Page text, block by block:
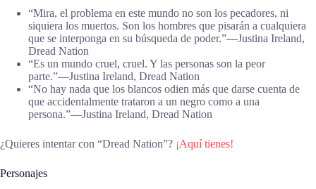
“Mira, el problema en este mundo no son los pecadores, ni
siquiera los muertos. Son los hombres que pisarán a cualquiera
que se interponga en su búsqueda de poder.”―Justina Ireland,
Dread Nation
“Es un mundo cruel, cruel. Y las personas son la peor
parte.”―Justina Ireland, Dread Nation
“No hay nada que los blancos odien más que darse cuenta de
que accidentalmente trataron a un negro como a una
persona.”―Justina Ireland, Dread Nation
¿Quieres intentar con “Dread Nation”? ¡Aquí tienes!
Personajes